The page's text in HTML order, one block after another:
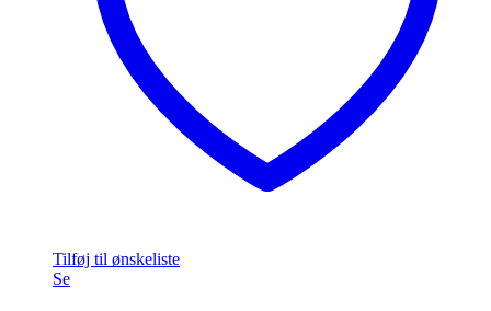
Tilføj til ønskeliste
Se